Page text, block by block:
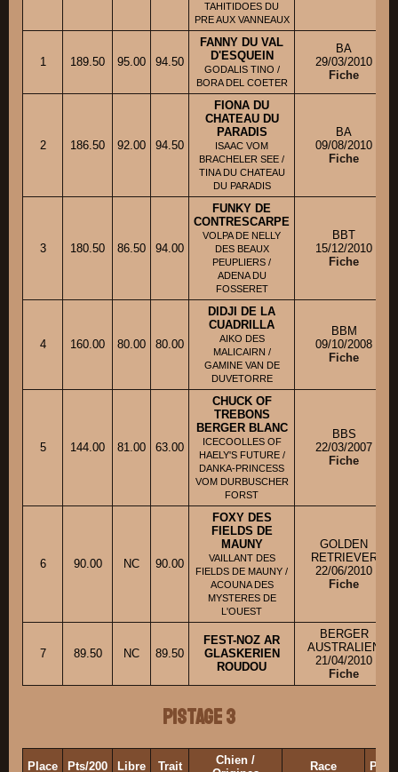
TAHITIDOES DU
PRE AUX VANNEAUX
1 189.50 95.00 94.50
FANNY DU VAL
D'ESQUEIN
GODALIS TINO /
BORA DEL COETER
BA
29/03/2010
Fiche
2 186.50 92.00 94.50
FIONA DU
CHATEAU DU
PARADIS
ISAAC VOM
BRACHELER SEE /
TINA DU CHATEAU
DU PARADIS
BA
09/08/2010
Fiche
3 180.50 86.50 94.00
FUNKY DE
CONTRESCARPE
VOLPA DE NELLY
DES BEAUX
PEUPLIERS /
ADENA DU
FOSSERET
BBT
15/12/2010
Fiche
4 160.00 80.00 80.00
DIDJI DE LA
CUADRILLA
AIKO DES
MALICAIRN /
GAMINE VAN DE
DUVETORRE
BBM
09/10/2008
Fiche
5 144.00 81.00 63.00
CHUCK OF
TREBONS
BERGER BLANC
ICECOOLLES OF
HAELY'S FUTURE /
DANKA-PRINCESS
VOM DURBUSCHER
FORST
BBS
22/03/2007
Fiche
6 90.00 NC 90.00
FOXY DES
FIELDS DE
MAUNY
VAILLANT DES
FIELDS DE MAUNY /
ACOUNA DES
MYSTERES DE
L'OUEST
GOLDEN
RETRIEVER
22/06/2010
Fiche
7 89.50 NC 89.50
FEST-NOZ AR
GLASKERIEN
ROUDOU
BERGER
AUSTRALIEN
21/04/2010
Fiche
Pistage 3
Place Pts/200 Libre Trait
Chien /
Race